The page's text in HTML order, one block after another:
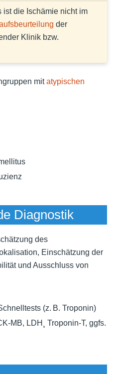
ist die Ischämie nicht im
der
Klinik bzw.
mitatypischen
Diagnostik
des
Einschätzung der
und Ausschluss von
(z. B. Troponin)
MB, LDH¸ Troponin-T, ggfs.